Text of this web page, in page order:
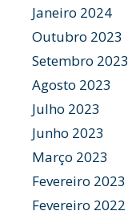
Janeiro 2024
Outubro 2023
Setembro 2023
Agosto 2023
Julho 2023
Junho 2023
Março 2023
Fevereiro 2023
Fevereiro 2022